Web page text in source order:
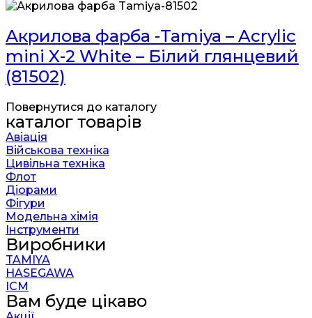
Акрилова фарба -Tamiya – Acrylic
mini X-2 White – Білий глянцевий
(81502)
Повернутися до каталогу
каталог товарів
Авіація
Військова техніка
Цивільна техніка
Флот
Діорами
Фігури
Модельна хімія
Інструменти
Виробники
TAMIYA
HASEGAWA
ICM
Вам буде цікаво